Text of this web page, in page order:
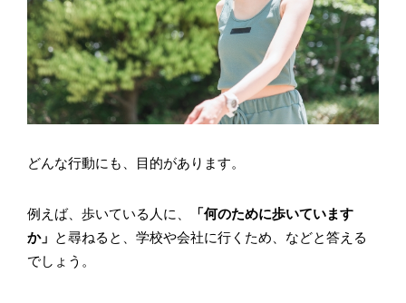
どんな行動にも、目的があります。
例えば、歩いている人に、
「何のために歩いています
か」 と尋ねると、学校や会社に行くため、などと答える
でしょう。